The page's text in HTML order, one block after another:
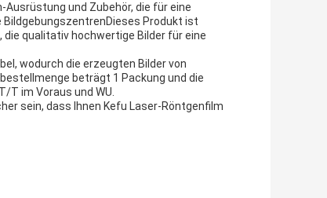
Ausrüstung und Zubehör, die für eine
Produkt ist
qualitativ hochwertige Bilder für eine
wodurch die erzeugten Bilder von
beträgt 1 Packung und die
T im Voraus und WU.
sein, dass Ihnen Kefu Laser-Röntgenfilm